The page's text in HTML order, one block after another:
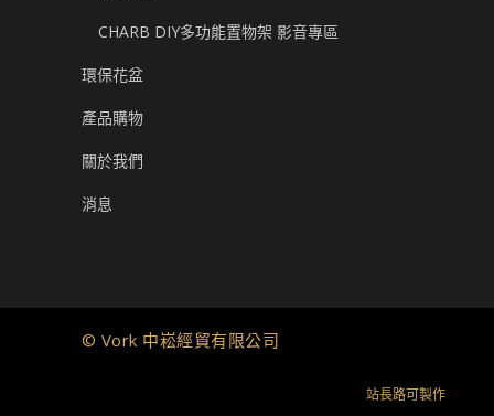
CHARB DIY多功能置物架 影音專區
環保花盆
產品購物
關於我們
消息
© Vork 中崧經貿有限公司
站長路可製作